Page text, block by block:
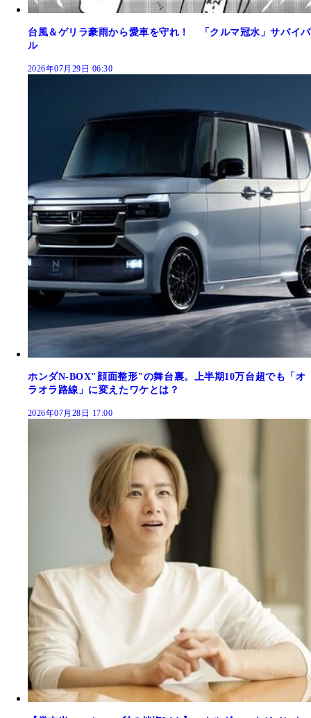
台風＆ゲリラ豪雨から愛車を守れ！ 「クルマ冠水」サバイバ
ル
2026年07月29日 06:30
ホンダN-BOX"顔面整形"の舞台裏。上半期10万台超でも「オ
ラオラ路線」に変えたワケとは？
2026年07月28日 17:00